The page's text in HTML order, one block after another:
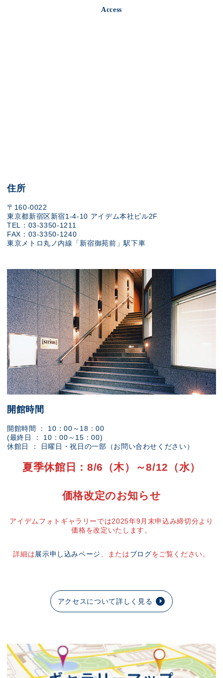
Access
住所
〒160-0022
東京都新宿区新宿1-4-10 アイデム本社ビル2F
TEL：03-3350-1211
FAX：03-3350-1240
東京メトロ丸ノ内線「新宿御苑前」駅下車
開館時間
開館時間 ： 10：00～18：00
(最終日 ： 10：00～15：00)
休館日 ： 日曜日・祝日の一部（お問い合わせください）
夏季休館日：8/6（木）～8/12（水）
価格改定のお知らせ
アイデムフォトギャラリーでは2025年9月末申込み締切分より
価格を改定いたします。
詳細は展示申し込みページ 、またはブログをご覧ください。
アクセスについて詳しく見る